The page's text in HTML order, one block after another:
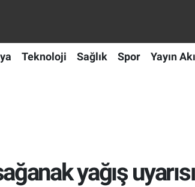
Teknoloji Sağlık Spor Yayın
yağış uyarısı